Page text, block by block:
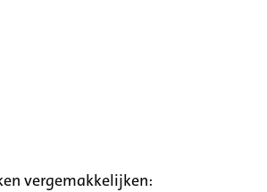
vergemakkelijken: